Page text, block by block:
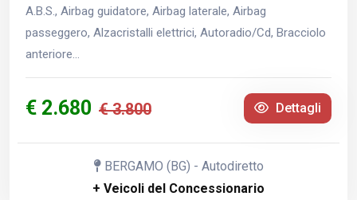
A.B.S., Airbag guidatore, Airbag laterale, Airbag
passeggero, Alzacristalli elettrici, Autoradio/Cd, Bracciolo
anteriore...
€ 2.680 € 3.800 Dettagli
BERGAMO (BG) - Autodiretto
+ Veicoli del Concessionario